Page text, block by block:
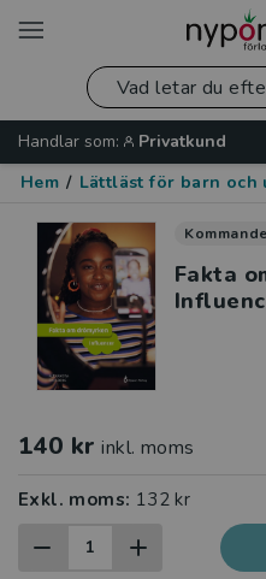
Handlar som:
Privatkund
Hem / Lättläst för barn och
Kommande
Fakta
140 kr inkl. moms
Exkl. moms: 132 kr